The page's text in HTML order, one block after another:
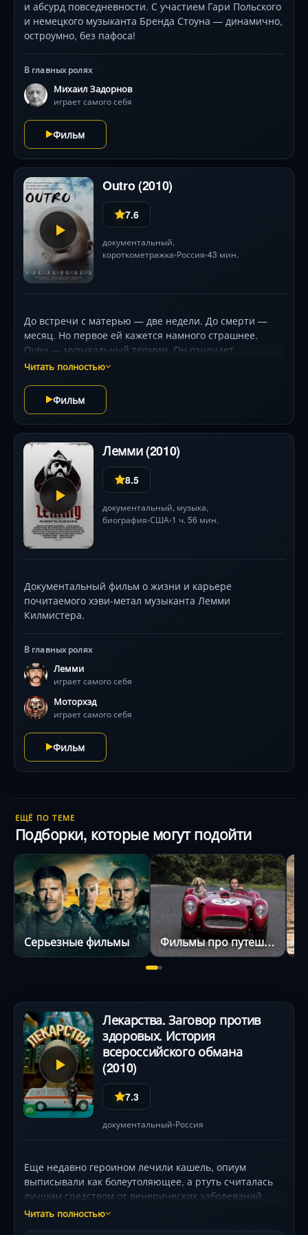
и абсурд повседневности. С участием Гари Польского
и немецкого музыканта Бренда Стоуна — динамично,
остроумно, без пафоса!
В главных ролях
Михаил Задорнов
играет самого себя
Фильм
Outro (2010)
7.6
документальный,
короткометражка•Россия•43 мин.
До встречи с матерью — две недели. До смерти —
месяц. Но первое ей кажется намного страшнее.
Outro — музыкальный термин. Он означает
завершение произведения, знак конца. Фильм
больной раком. О том, как она готовится к своему
уходу и пытается решить самый главный, не
решенный в своей жизни вопрос — отношения с
собственной мамой. В фильме они встречаются, и это
их первая встреча за долгие годы жизни порознь.
Читать полностью
Фильм
Лемми (2010)
8.5
документальный, музыка,
биография•США•1 ч. 56 мин.
Документальный фильм о жизни и карьере
почитаемого хэви-метал музыканта Лемми
Килмистера.
В главных ролях
Лемми
играет самого себя
Моторхэд
играет самого себя
Фильм
ЕЩЁ ПО ТЕМЕ
Подборки, которые могут подойти
Серьезные фильмы Фильмы про путешествия
Лекарства. Заговор против
здоровых. История
всероссийского обмана
(2010)
7.3
документальный•Россия
Еще недавно героином лечили кашель, опиум
выписывали как болеутоляющее, а ртуть считалась
лучшим средством от венерических заболеваний.
Всего сто лет спустя мы почему-то уверены, что
Читать полностью